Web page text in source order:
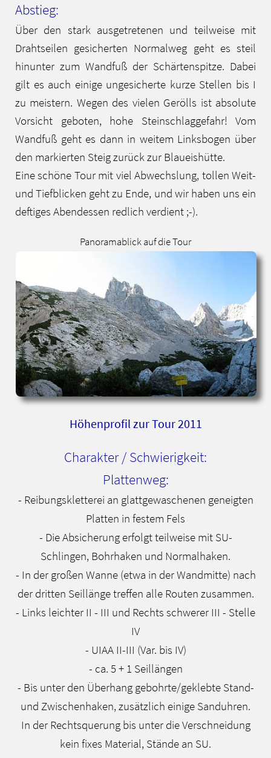
Abstieg:
Über den stark ausgetretenen und teilweise mit
Drahtseilen gesicherten Normalweg geht es steil
hinunter zum Wandfuß der Schärtenspitze. Dabei
gilt es auch einige ungesicherte kurze Stellen bis I
zu meistern. Wegen des vielen Gerölls ist absolute
Vorsicht geboten, hohe Steinschlaggefahr! Vom
Wandfuß geht es dann in weitem Linksbogen über
den markierten Steig zurück zur Blaueishütte.
Eine schöne Tour mit viel Abwechslung, tollen Weit-
und Tiefblicken geht zu Ende, und wir haben uns ein
deftiges Abendessen redlich verdient ;-).
Panoramablick auf die Tour
Höhenprofil zur Tour 2011
Charakter / Schwierigkeit:
Plattenweg:
- Reibungskletterei an glattgewaschenen geneigten
Platten in festem Fels
- Die Absicherung erfolgt teilweise mit SU-
Schlingen, Bohrhaken und Normalhaken.
- In der großen Wanne (etwa in der Wandmitte) nach
der dritten Seillänge treffen alle Routen zusammen.
- Links leichter II - III und Rechts schwerer III - Stelle
IV
- UIAA II-III (Var. bis IV)
- ca. 5 + 1 Seillängen
- Bis unter den Überhang gebohrte/geklebte Stand-
und Zwischenhaken, zusätzlich einige Sanduhren.
In der Rechtsquerung bis unter die Verschneidung
kein fixes Material, Stände an SU.